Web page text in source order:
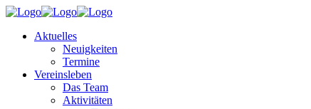
Aktuelles
Neuigkeiten
Termine
Vereinsleben
Das Team
Aktivitäten